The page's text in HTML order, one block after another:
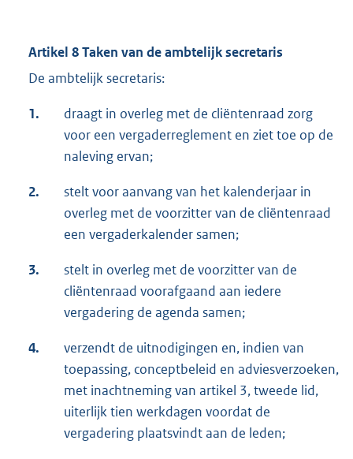
Artikel 8 Taken van de ambtelijk secretaris
De ambtelijk secretaris:
1.
draagt in overleg met de cliëntenraad zorg
voor een vergaderreglement en ziet toe op de
naleving ervan;
2.
stelt voor aanvang van het kalenderjaar in
overleg met de voorzitter van de cliëntenraad
een vergaderkalender samen;
3.
stelt in overleg met de voorzitter van de
cliëntenraad voorafgaand aan iedere
vergadering de agenda samen;
4.
verzendt de uitnodigingen en, indien van
toepassing, conceptbeleid en adviesverzoeken,
met inachtneming van artikel 3, tweede lid,
uiterlijk tien werkdagen voordat de
vergadering plaatsvindt aan de leden;